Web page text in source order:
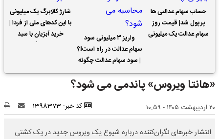
حساب سهام عدالتی ها
پرپول شد| قیمت روز
سهام عدالت یک میلیونی
واریز ۳ میلیونی سود
سهام عدالت در راه است!؟
| سود سهام عدالت چگونه
محاسبه می شود؟
شارژ کالابرگ یک میلیونی
با این کدهای ملی از فردا |
خرید آبزیان با سبد
«هانتا ویروس» پاندمی می شود؟
۲۰ اردیبهشت ۱۴۰۵ - ۱۰:۵۹ کد خبر: 1398373
انتشار خبرهای نگران‌کننده درباره شیوع یک ویروس جدید در یک کشتی